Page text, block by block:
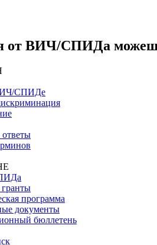
от ВИЧ/СПИДа
СПИДе
программа
документы
бюллетень